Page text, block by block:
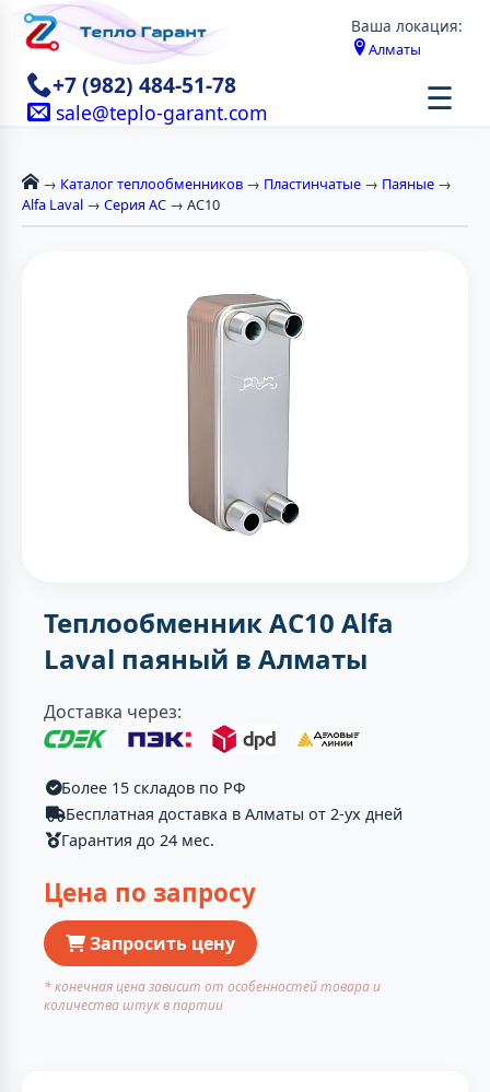
Ваша локация:
Алматы
+7 (982) 484-51-78
sale@teplo-garant.com ☰
→ Каталог теплообменников → Пластинчатые → Паяные →
Alfa Laval → Серия AC → AC10
Теплообменник AC10 Alfa
Laval паяный в Алматы
Доставка через:
Более 15 складов по РФ
Бесплатная доставка в Алматы от 2-ух дней
Гарантия до 24 мес.
Цена по запросу
Запросить цену
* конечная цена зависит от особенностей товара и
количества штук в партии